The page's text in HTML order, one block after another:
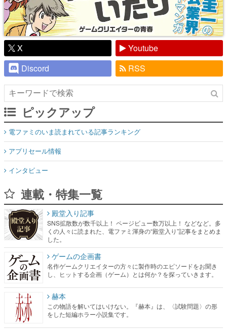
X
Youtube
Discord
RSS
ピックアップ
電ファミのいま読まれている記事ランキング
アプリセール情報
インタビュー
連載・特集一覧
殿堂入り記事
SNS拡散数が数千以上！ ページビュー数万以上！ などなど。多
くの人々に読まれた、電ファミ渾身の“殿堂入り”記事をまとめま
した。
ゲームの企画書
名作ゲームクリエイターの方々に製作時のエピソードをお聞き
し、ヒットする企画（ゲーム）とは何か？を探っていきます。
赫本
この物語を解いてはいけない。『赫本』は、〈試験問題〉の形
をした短編ホラー小説集です。